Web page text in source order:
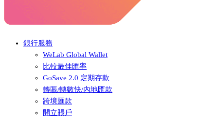
銀行服務
WeLab Global Wallet
比較最佳匯率
GoSave 2.0 定期存款
轉賬/轉數快/內地匯款
跨境匯款
開立賬戶